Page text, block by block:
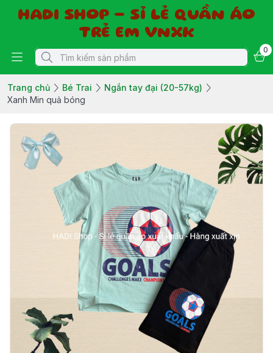
HADI SHOP - SỈ LẺ QUẦN ÁO
TRẺ EM VNXK
0
Trang chủ Bé Trai
Ngắn tay đại (20-57kg)
Xanh Min quả bóng